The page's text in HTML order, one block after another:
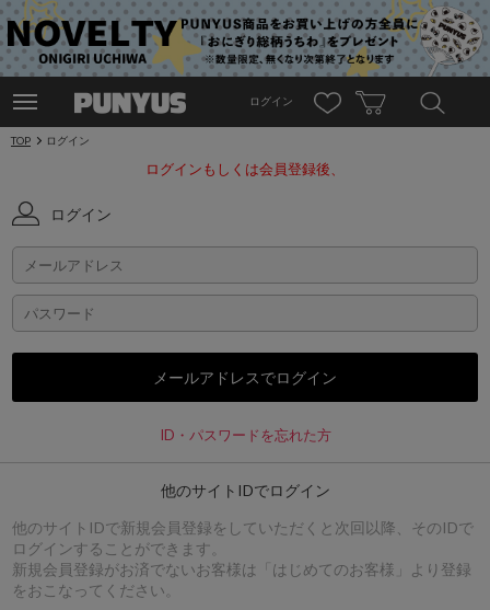
ログイン
TOP ログイン
ログインもしくは会員登録後、
ログイン
ID・パスワードを忘れた方
他のサイトIDでログイン
他のサイトIDで新規会員登録をしていただくと次回以降、そのIDで
ログインすることができます。
新規会員登録がお済でないお客様は「はじめてのお客様」より登録
をおこなってください。